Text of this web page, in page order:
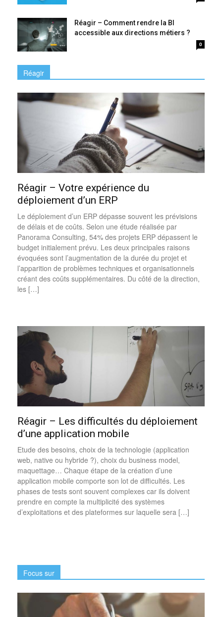
Réagir – Comment rendre la BI
accessible aux directions métiers ?
0
Réagir
Réagir – Votre expérience du
déploiement d’un ERP
Le déploiement d’un ERP dépasse souvent les prévisions
de délais et de coûts. Selon une étude réalisée par
Panorama Consulting, 54% des projets ERP dépassent le
budget initialement prévu. Les deux principales raisons
évoquées sont l’augmentation de la durée du projet et
l’apparition de problèmes techniques et organisationnels
créant des coûts supplémentaires. Du côté de la direction,
les […]
Réagir – Les difficultés du déploiement
d’une application mobile
Etude des besoins, choix de la technologie (application
web, native ou hybride ?), choix du business model,
maquettage… Chaque étape de la création d’une
application mobile comporte son lot de difficultés. Les
phases de tests sont souvent complexes car ils doivent
prendre en compte la multiplicité des systèmes
d’exploitations et des plateformes sur laquelle sera […]
Focus sur